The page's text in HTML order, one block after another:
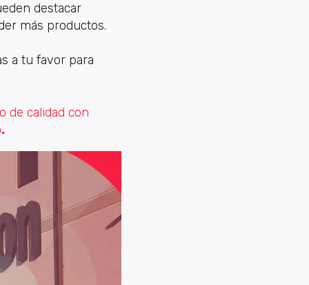
destacar
más productos.
a tu favor para
de calidad con